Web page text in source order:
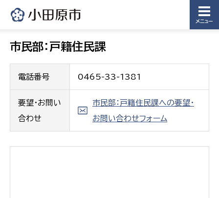
メニュー
市民部：戸籍住民課
電話番号 0465-33-1381
要望・お問い
合わせ
市民部：戸籍住民課への要望・
お問い合わせフォーム